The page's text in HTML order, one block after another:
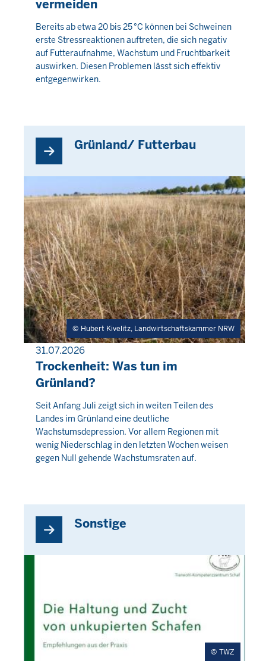
vermeiden
Donnerstag,
6
August
2026
Bereits ab etwa 20 bis 25 °C können bei Schweinen
erste Stressreaktionen auftreten, die sich negativ
auf Futteraufnahme, Wachstum und Fruchtbarkeit
auswirken. Diesen Problemen lässt sich effektiv
entgegenwirken.
Grünland/ Futterbau
Hubert Kivelitz, Landwirtschaftskammer NRW
31.07.2026
PRESSEMITTEILUNG
Trockenheit: Was tun im
Grünland?
Donnerstag,
6
August
2026
-
Seit Anfang Juli zeigt sich in weiten Teilen des
Landes im Grünland eine deutliche
Wachstumsdepression. Vor allem Regionen mit
wenig Niederschlag in den letzten Wochen weisen
gegen Null gehende Wachstumsraten auf.
Sonstige
TWZ